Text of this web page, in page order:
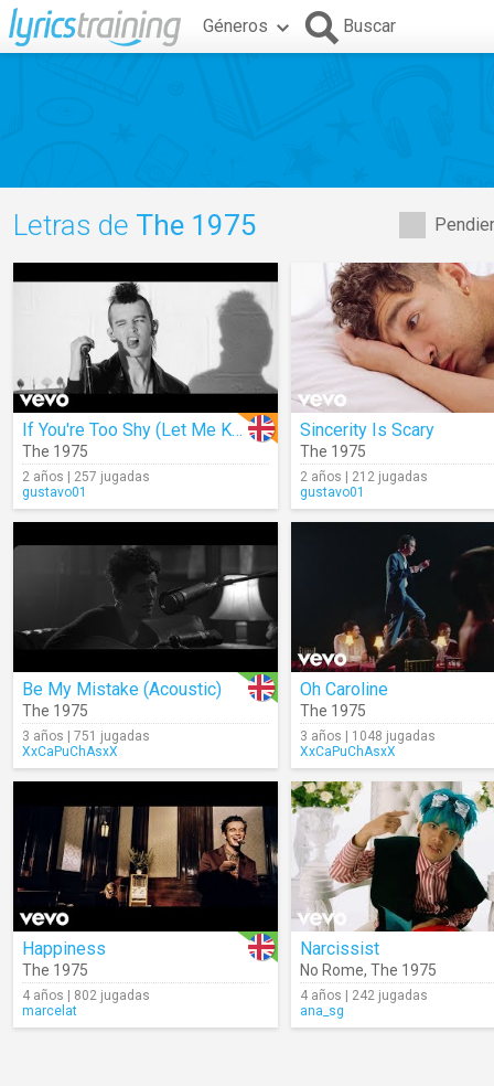
Géneros Buscar
Letras de The 1975
If You're Too Shy (Let Me Know)
The 1975
2 años | 257 jugadas
gustavo01
Sincerity Is Scary
The 1975
2 años | 212 jugadas
gustavo01
Be My Mistake (Acoustic)
The 1975
3 años | 751 jugadas
XxCaPuChAsxX
Oh Caroline
The 1975
3 años | 1048 jugadas
XxCaPuChAsxX
Happiness
The 1975
4 años | 802 jugadas
marcelat
Narcissist
No Rome, The 1975
4 años | 242 jugadas
ana_sg